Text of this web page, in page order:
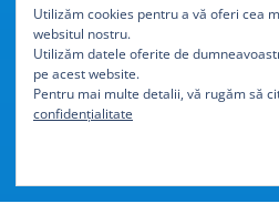
Cu40% mai
Utilizăm cookies pentru a vă oferi cea
websitul nostru.
Utilizăm datele oferite de
pe acest website.
Pentru mai multe detalii, vă rugăm să
confidențialitate